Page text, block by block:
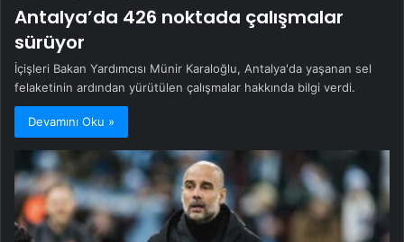
Antalya’da 426 noktada çalışmalar
sürüyor
İçişleri Bakan Yardımcısı Münir Karaloğlu, Antalya'da yaşanan sel
felaketinin ardından yürütülen çalışmalar hakkında bilgi verdi.
Devamını Oku »